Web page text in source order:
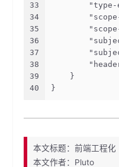
33
34
35
36
37
38
39
40
"type-
    }
}
本文标题：前端工程化
本文作者：Pluto